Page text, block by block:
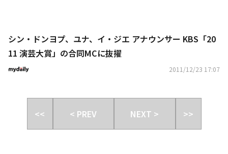
シン・ドンヨプ、ユナ、イ・ジエ アナウンサー KBS「20
11 演芸大賞」の合同MCに抜擢
2011/12/23 17:07
<< < PREV NEXT > >>